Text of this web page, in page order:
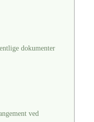
dokumenter
ved